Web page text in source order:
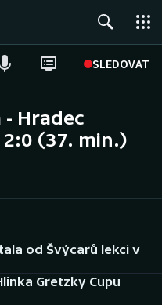
SLEDOVAT
Hradec
(37. min.)
od Švýcarů lekci v
Gretzky Cupu